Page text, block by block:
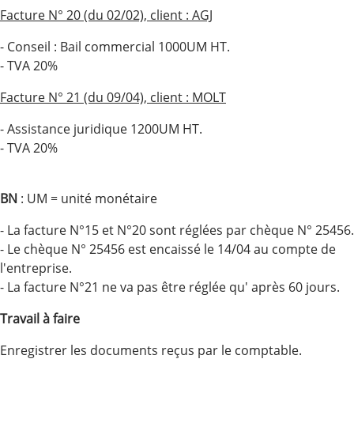
Facture N° 20 (du 02/02), client : AGJ
- Conseil : Bail commercial 1000UM HT.
- TVA 20%
Facture N° 21 (du 09/04), client : MOLT
- Assistance juridique 1200UM HT.
- TVA 20%
BN : UM = unité monétaire
- La facture N°15 et N°20 sont réglées par chèque N° 25456.
- Le chèque N° 25456 est encaissé le 14/04 au compte de
l'entreprise.
- La facture N°21 ne va pas être réglée qu' après 60 jours.
Travail à faire
Enregistrer les documents reçus par le comptable.